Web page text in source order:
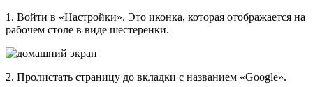
1. Войти в «Настройки». Это иконка, которая отображается на
рабочем столе в виде шестеренки.
2. Пролистать страницу до вкладки с названием «Google».